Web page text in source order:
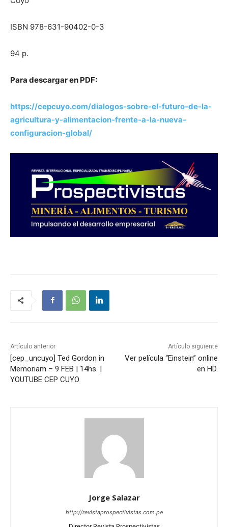
ISBN 978-631-90402-0-3
94 p.
Para descargar en PDF:
https://cepcuyo.com/dialogos-sobre-el-futuro-de-la-
agricultura-y-alimentacion-frente-a-la-nueva-
configuracion-global/
Artículo anterior
[cep_uncuyo] Ted Gordon in
Memoriam – 9 FEB | 14hs. |
YOUTUBE CEP CUYO
Artículo siguiente
Ver película “Einstein” online
en HD.
Jorge Salazar
http://revistaprospectivistas.com.pe